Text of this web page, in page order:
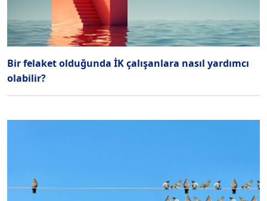
Bir felaket olduğunda İK çalışanlara nasıl yardımcı
olabilir?